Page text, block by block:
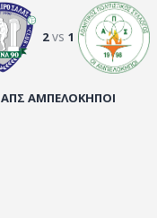
2vs 1
ΑΠΣ ΑΜΠΕΛΟΚΗΠΟΙ